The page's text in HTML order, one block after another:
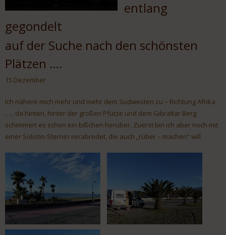
entlang
gegondelt
auf der Suche nach den schönsten
Plätzen ….
15.Dezember
Ich nähere mich mehr und mehr dem Südwesten zu – Richtung Afrika
….. da hinten, hinter der großen Pfütze und dem Gibraltar Berg
schimmert es schon ein bißchen herüber. Zuerst bin ich aber noch mit
einer Solistin-Sternin verabredet, die auch „rüber – machen“ will.